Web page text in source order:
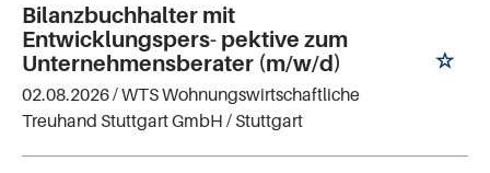
Bilanzbuchhalter mit
Entwicklungspers- pektive zum
Unternehmensberater (m/w/d)
02.08.2026 /WTS Wohnungswirtschaftliche
Treuhand Stuttgart GmbH / Stuttgart